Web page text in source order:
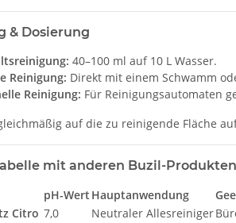
& Dosierung
40–100 ml auf 10 L Wasser.
Reinigung: Direkt mit einem Schwamm
Reinigung: Für Reinigungsautomaten
auf die zu reinigende Fläche
mit anderen Buzil-Produkten
pH-Wert Hauptanwendung
Citro 7,0 Neutraler Allesreiniger